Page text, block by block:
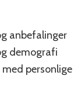
anbefalinger
demografi
personlige